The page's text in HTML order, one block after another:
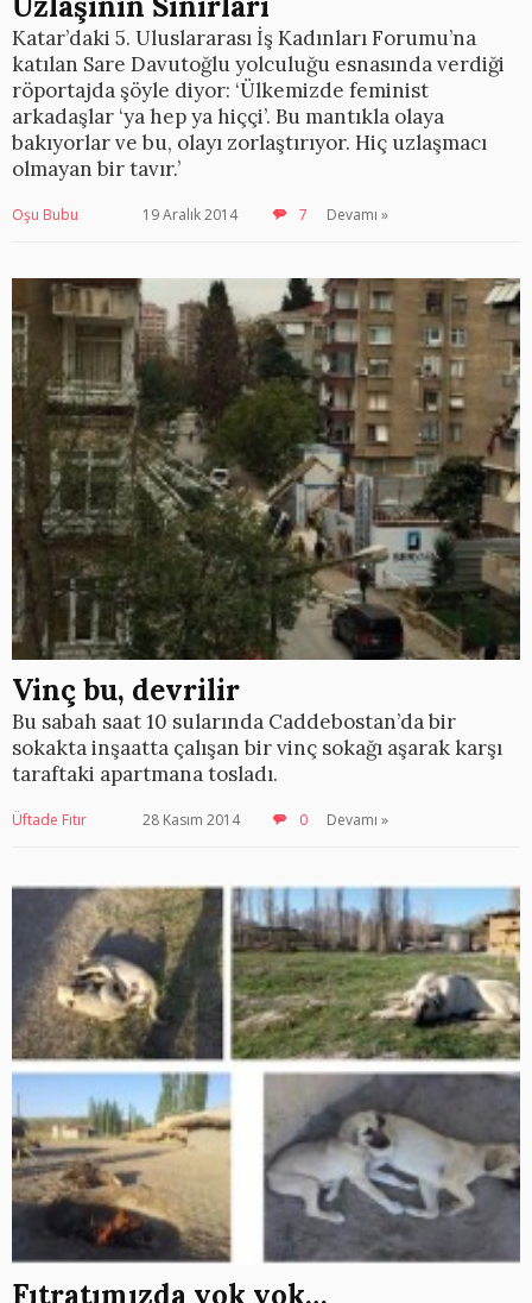
Katar’daki 5. Uluslararası İş Kadınları Forumu’na
katılan Sare Davutoğlu yolculuğu esnasında verdiği
röportajda şöyle diyor: ‘Ülkemizde feminist
arkadaşlar ‘ya hep ya hiççi’. Bu mantıkla olaya
bakıyorlar ve bu, olayı zorlaştırıyor. Hiç uzlaşmacı
olmayan bir tavır.’
Oşu Bubu 19 Aralık 2014 7 Devamı »
Vinç bu, devrilir
Bu sabah saat 10 sularında Caddebostan’da bir
sokakta inşaatta çalışan bir vinç sokağı aşarak karşı
taraftaki apartmana tosladı.
Üftade Fıtır 28 Kasım 2014 0 Devamı »
Fıtratımızda yok yok…